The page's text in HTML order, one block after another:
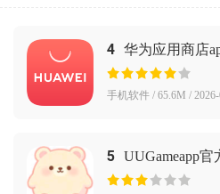
4 华为应用商店
AppGallery)
手机软件 / 65.6M /
5 UUGameapp官